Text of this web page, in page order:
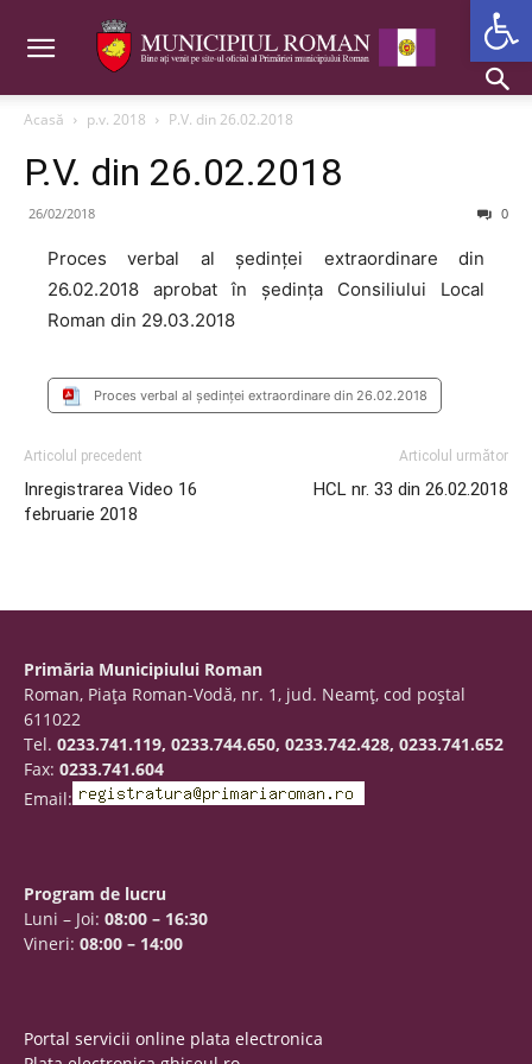
Acasă p.v. 2018 P.V. din 26.02.2018
P.V. din 26.02.2018
26/02/2018 0
Proces verbal al ședinței extraordinare din
26.02.2018 aprobat în ședința Consiliului Local
Roman din 29.03.2018
Proces verbal al ședinței extraordinare din 26.02.2018
Articolul precedent
Inregistrarea Video 16
februarie 2018
Articolul următor
HCL nr. 33 din 26.02.2018
Primăria Municipiului Roman
Roman, Piaţa Roman-Vodă, nr. 1, jud. Neamţ, cod poştal
611022
Tel. 0233.741.119, 0233.744.650, 0233.742.428, 0233.741.652
Fax: 0233.741.604
Email:
Program de lucru
Luni – Joi: 08:00 – 16:30
Vineri: 08:00 – 14:00
Portal servicii online plata electronica